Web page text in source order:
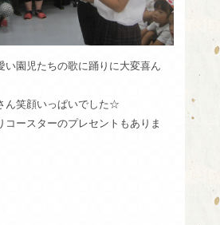
い園児たちの歌に踊りに大変喜ん
ん笑顔いっぱいでした☆
コースターのプレセントもありま